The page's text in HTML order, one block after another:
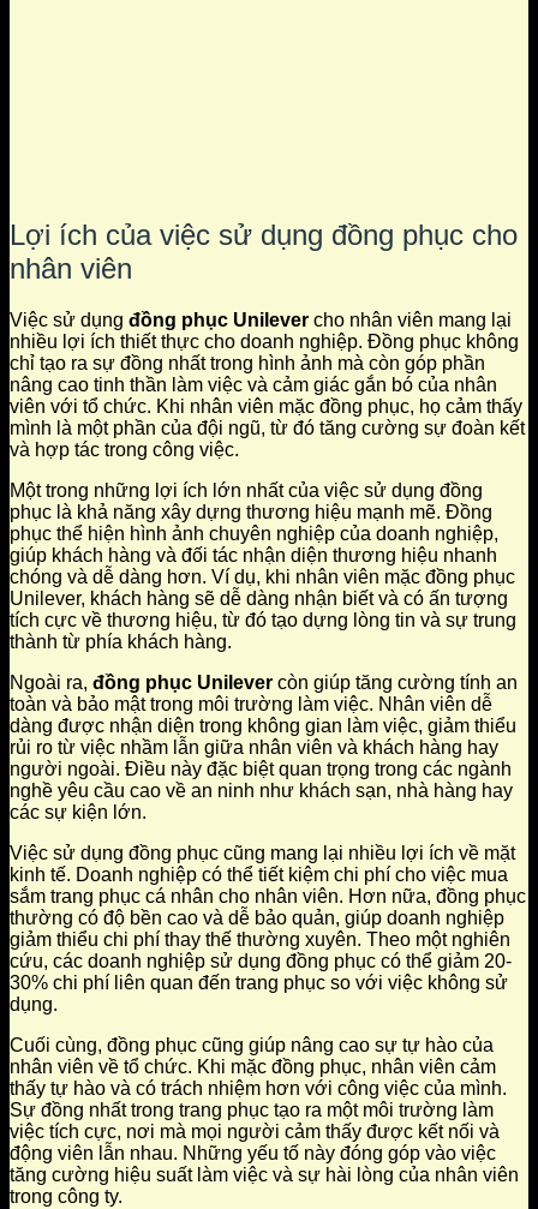
Lợi ích của việc sử dụng đồng phục cho
nhân viên
Việc sử dụng đồng phục Unilever cho nhân viên mang lại
nhiều lợi ích thiết thực cho doanh nghiệp. Đồng phục không
chỉ tạo ra sự đồng nhất trong hình ảnh mà còn góp phần
nâng cao tinh thần làm việc và cảm giác gắn bó của nhân
viên với tổ chức. Khi nhân viên mặc đồng phục, họ cảm thấy
mình là một phần của đội ngũ, từ đó tăng cường sự đoàn kết
và hợp tác trong công việc.
Một trong những lợi ích lớn nhất của việc sử dụng đồng
phục là khả năng xây dựng thương hiệu mạnh mẽ. Đồng
phục thể hiện hình ảnh chuyên nghiệp của doanh nghiệp,
giúp khách hàng và đối tác nhận diện thương hiệu nhanh
chóng và dễ dàng hơn. Ví dụ, khi nhân viên mặc đồng phục
Unilever, khách hàng sẽ dễ dàng nhận biết và có ấn tượng
tích cực về thương hiệu, từ đó tạo dựng lòng tin và sự trung
thành từ phía khách hàng.
Ngoài ra, đồng phục Unilever còn giúp tăng cường tính an
toàn và bảo mật trong môi trường làm việc. Nhân viên dễ
dàng được nhận diện trong không gian làm việc, giảm thiểu
rủi ro từ việc nhầm lẫn giữa nhân viên và khách hàng hay
người ngoài. Điều này đặc biệt quan trọng trong các ngành
nghề yêu cầu cao về an ninh như khách sạn, nhà hàng hay
các sự kiện lớn.
Việc sử dụng đồng phục cũng mang lại nhiều lợi ích về mặt
kinh tế. Doanh nghiệp có thể tiết kiệm chi phí cho việc mua
sắm trang phục cá nhân cho nhân viên. Hơn nữa, đồng phục
thường có độ bền cao và dễ bảo quản, giúp doanh nghiệp
giảm thiểu chi phí thay thế thường xuyên. Theo một nghiên
cứu, các doanh nghiệp sử dụng đồng phục có thể giảm 20-
30% chi phí liên quan đến trang phục so với việc không sử
dụng.
Cuối cùng, đồng phục cũng giúp nâng cao sự tự hào của
nhân viên về tổ chức. Khi mặc đồng phục, nhân viên cảm
thấy tự hào và có trách nhiệm hơn với công việc của mình.
Sự đồng nhất trong trang phục tạo ra một môi trường làm
việc tích cực, nơi mà mọi người cảm thấy được kết nối và
động viên lẫn nhau. Những yếu tố này đóng góp vào việc
tăng cường hiệu suất làm việc và sự hài lòng của nhân viên
trong công ty.